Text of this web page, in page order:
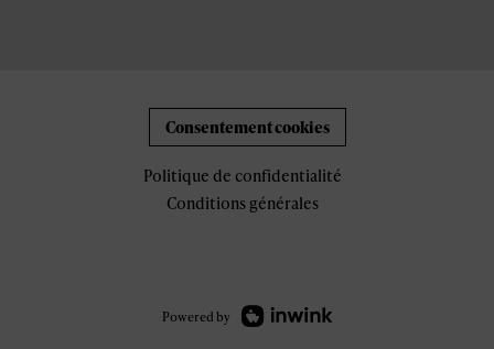
Consentement cookies
Politique de confidentialité
Conditions générales
Powered by